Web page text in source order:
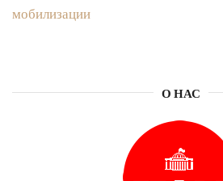
мобилизации
О НАС